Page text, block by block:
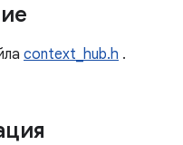
context_hub.h .